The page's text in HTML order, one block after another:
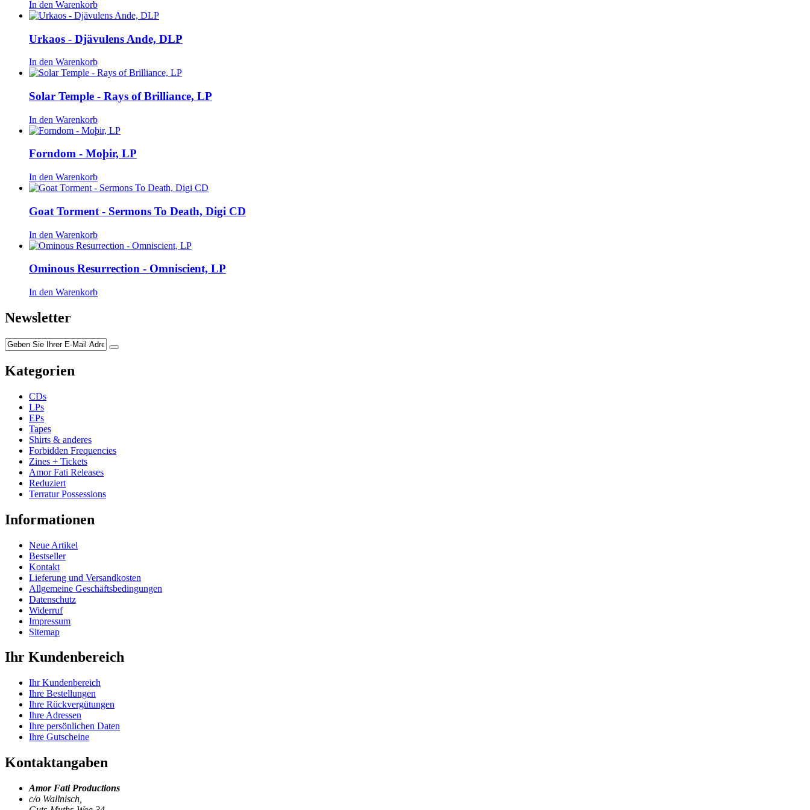
In den Warenkorb
Urkaos - Djävulens Ande, DLP
In den Warenkorb
Solar Temple - Rays of Brilliance, LP
In den Warenkorb
Forndom - Moþir, LP
In den Warenkorb
Goat Torment - Sermons To Death, Digi CD
In den Warenkorb
Ominous Resurrection - Omniscient, LP
In den Warenkorb
Newsletter
Kategorien
CDs
LPs
EPs
Tapes
Shirts & anderes
Forbidden Frequencies
Zines + Tickets
Amor Fati Releases
Reduziert
Terratur Possessions
Informationen
Neue Artikel
Bestseller
Kontakt
Lieferung und Versandkosten
Allgemeine Geschäftsbedingungen
Datenschutz
Widerruf
Impressum
Sitemap
Ihr Kundenbereich
Ihr Kundenbereich
Ihre Bestellungen
Ihre Rückvergütungen
Ihre Adressen
Ihre persönlichen Daten
Ihre Gutscheine
Kontaktangaben
Amor Fati Productions
c/o Wallnisch,